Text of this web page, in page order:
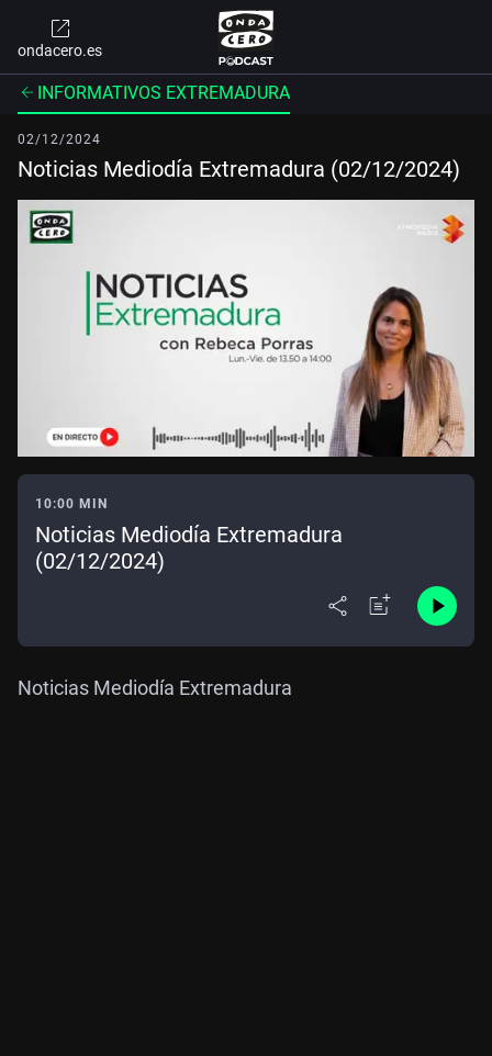
ondacero.es
INFORMATIVOS EXTREMADURA
02/12/2024
Noticias Mediodía Extremadura (02/12/2024)
10:00 MIN
Noticias Mediodía Extremadura
(02/12/2024)
Noticias Mediodía Extremadura